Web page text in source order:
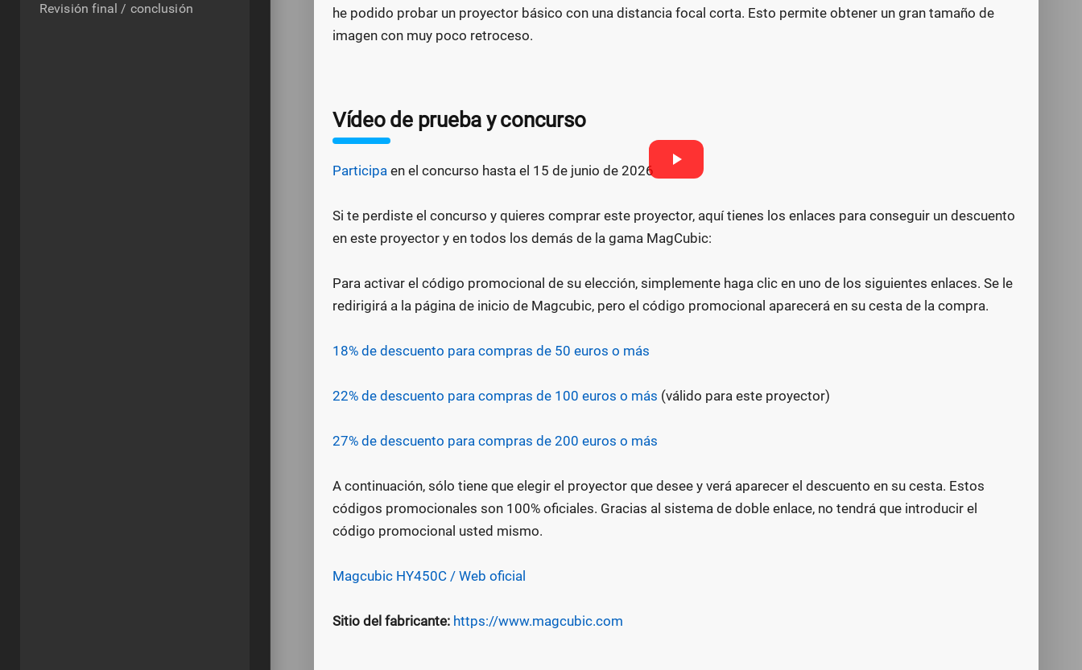
Revisión final / conclusión
he podido probar un proyector básico con una distancia focal corta. Esto permite obtener un gran tamaño de
imagen con muy poco retroceso.
Vídeo de prueba y concurso
Participa en el concurso hasta el 15 de junio de 2026
Si te perdiste el concurso y quieres comprar este proyector, aquí tienes los enlaces para conseguir un descuento
en este proyector y en todos los demás de la gama MagCubic:
Para activar el código promocional de su elección, simplemente haga clic en uno de los siguientes enlaces. Se le
redirigirá a la página de inicio de Magcubic, pero el código promocional aparecerá en su cesta de la compra.
18% de descuento para compras de 50 euros o más
22% de descuento para compras de 100 euros o más (válido para este proyector)
27% de descuento para compras de 200 euros o más
A continuación, sólo tiene que elegir el proyector que desee y verá aparecer el descuento en su cesta. Estos
códigos promocionales son 100% oficiales. Gracias al sistema de doble enlace, no tendrá que introducir el
código promocional usted mismo.
Magcubic HY450C / Web oficial
Sitio del fabricante: https://www.magcubic.com